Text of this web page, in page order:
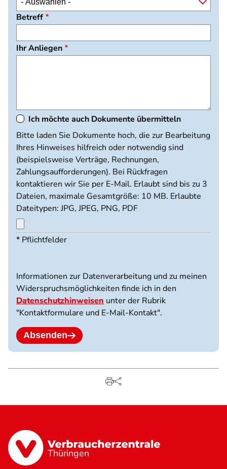
Betreff
Ihr Anliegen
Ich möchte auch Dokumente übermitteln
Dokumente
hochladen
Bitte laden Sie Dokumente hoch, die zur Bearbeitung
Ihres Hinweises hilfreich oder notwendig sind
(beispielsweise Verträge, Rechnungen,
Zahlungsaufforderungen). Bei Rückfragen
kontaktieren wir Sie per E-Mail. Erlaubt sind bis zu 3
Dateien, maximale Gesamtgröße: 10 MB. Erlaubte
Dateitypen: JPG, JPEG, PNG, PDF
Maximal
möglich.
10
MB
Limit.
Erlaubte
jpg
jpeg
pdf.
* Pflichtfelder
Informationen zur Datenverarbeitung und zu meinen
Widerspruchsmöglichkeiten finde ich in den
Datenschutzhinweisen unter der Rubrik
"Kontaktformulare und E-Mail-Kontakt".
Absenden
Thüringen